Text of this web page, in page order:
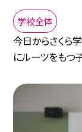
学校全体
今日からさくら
にルーツをもつ